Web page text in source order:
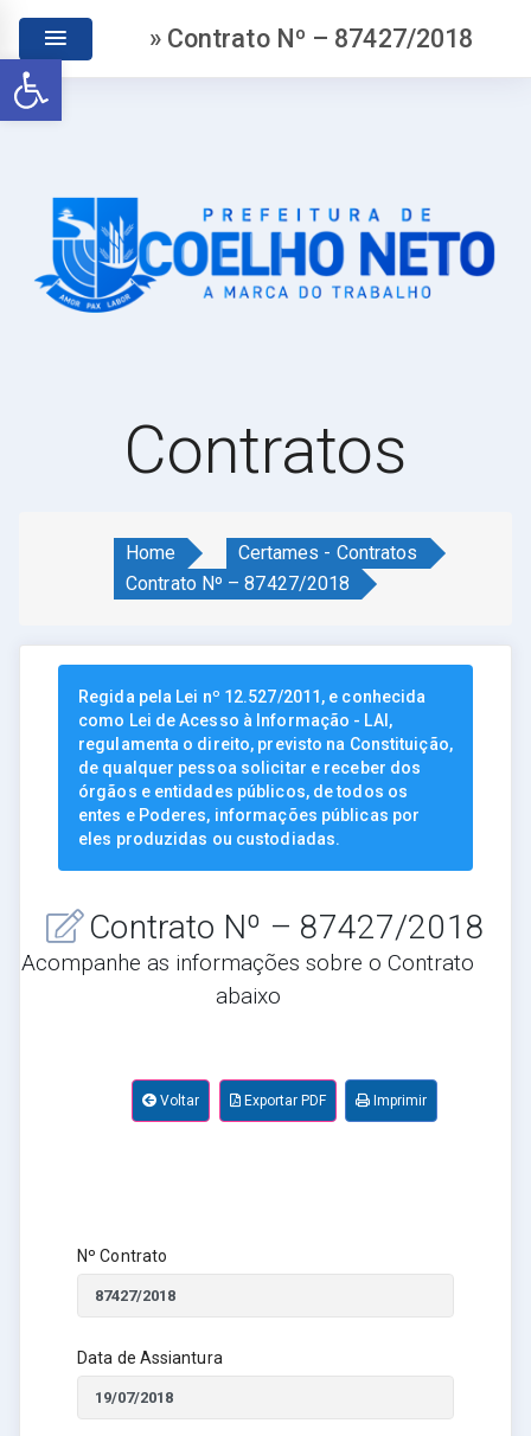
» Contrato Nº – 87427/2018
Contratos
Home
Certames - Contratos
Contrato Nº – 87427/2018
Regida pela Lei nº 12.527/2011, e conhecida
como Lei de Acesso à Informação - LAI,
regulamenta o direito, previsto na Constituição,
de qualquer pessoa solicitar e receber dos
órgãos e entidades públicos, de todos os
entes e Poderes, informações públicas por
eles produzidas ou custodiadas.
Contrato Nº – 87427/2018
Acompanhe as informações sobre o Contrato
abaixo
Voltar Exportar PDF Imprimir
Nº Contrato
Data de Assiantura
Abrir a barra de ferramentas